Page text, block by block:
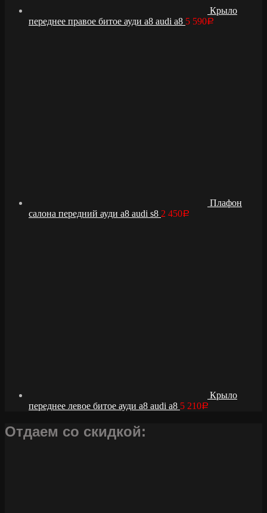
Крыло
переднее правое битое ауди а8 audi a8 5 590Р
Плафон
салона передний ауди а8 audi s8 2 450Р
Крыло
переднее левое битое ауди а8 audi a8 5 210Р
Отдаем со скидкой: